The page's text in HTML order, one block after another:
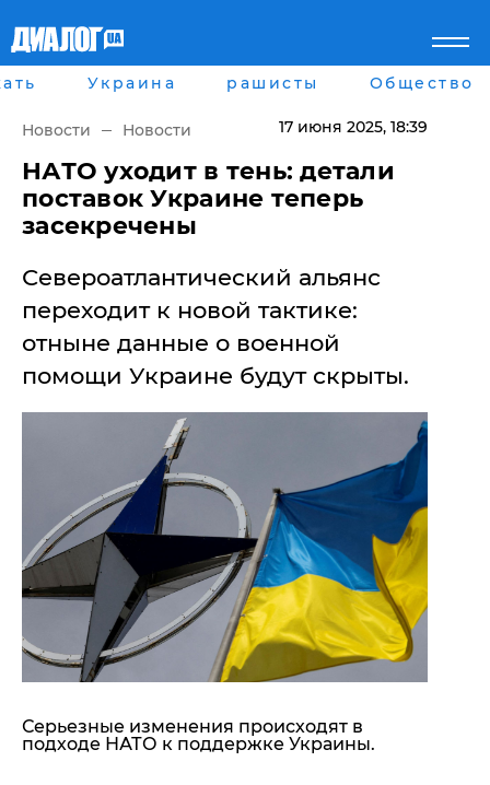
Главная
рассея
Мир
Беларусь
Военное обозрение
Наука и Техника
Мнение
Пресса
Шоу-биз
Здоровье
Спорт
Города
Харьков
Днепр
Война на Донбассе и в
"ДНР"
"ЛНР"
Оккупация Крыма
Новости Крыма
Донбасс
Армия Украины
Здоровье
Помощь проекту
Стиль Диалога
Шоу-биз
Культура
Общество
Пресс-релизы
Пресс-релизы
Авторское
Мнение
ИноСМИ
Украина рашисты Общество
Новости Новости 17 июня 2025, 18:39
​НАТО уходит в тень: детали
поставок Украине теперь
засекречены
Североатлантический альянс
переходит к новой тактике:
отныне данные о военной
помощи Украине будут скрыты.
Серьезные изменения происходят в
подходе НАТО к поддержке Украины.